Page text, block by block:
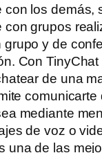
con los demás,
con grupos
grupo y de
Con
de una
comunicarte
mediante
de voz o
una de las